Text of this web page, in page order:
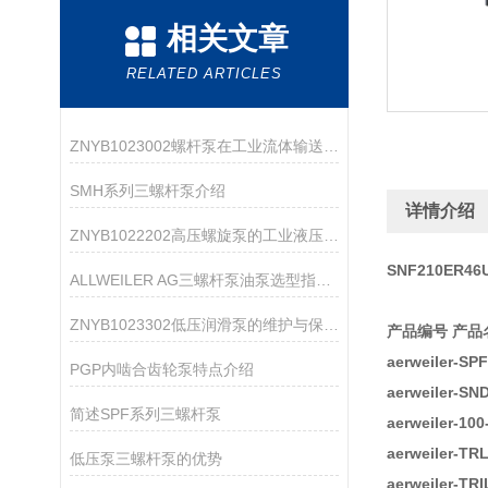
相关文章
RELATED ARTICLES
SMH系列三螺杆泵介绍
PGP内啮合齿轮泵特点介绍
简述SPF系列三螺杆泵
低压泵三螺杆泵的优势
详情介绍
产品编号 产品
aerweiler-
aerweiler-
aerweiler-
aerweiler-
aerweiler-